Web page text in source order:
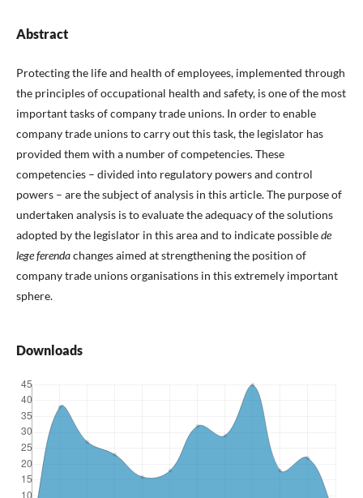
Abstract
Protecting the life and health of employees, implemented through
the principles of occupational health and safety, is one of the most
important tasks of company trade unions. In order to enable
company trade unions to carry out this task, the legislator has
provided them with a number of competencies. These
competencies – divided into regulatory powers and control
powers – are the subject of analysis in this article. The purpose of
undertaken analysis is to evaluate the adequacy of the solutions
adopted by the legislator in this area and to indicate possiblede
lege ferendachanges aimed at strengthening the position of
company trade unions organisations in this extremely important
sphere.
Downloads